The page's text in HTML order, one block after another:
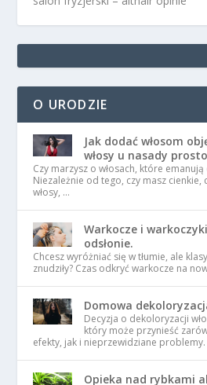
O URODZIE
Jak dodać włosom
włosy u nasady
Czy marzysz o włosach, które
Niezależnie od tego, czy masz
włosy, …
Warkocze i
odsłonie.
Chcesz wyróżniać się w tłumie, ale
znudziły? Czas odkryć warkocze na
Domowa
Decyzja o dekoloryzacji
który może przynieść
efekty, jak i nieprzewidziane
Opieka nad rybkami